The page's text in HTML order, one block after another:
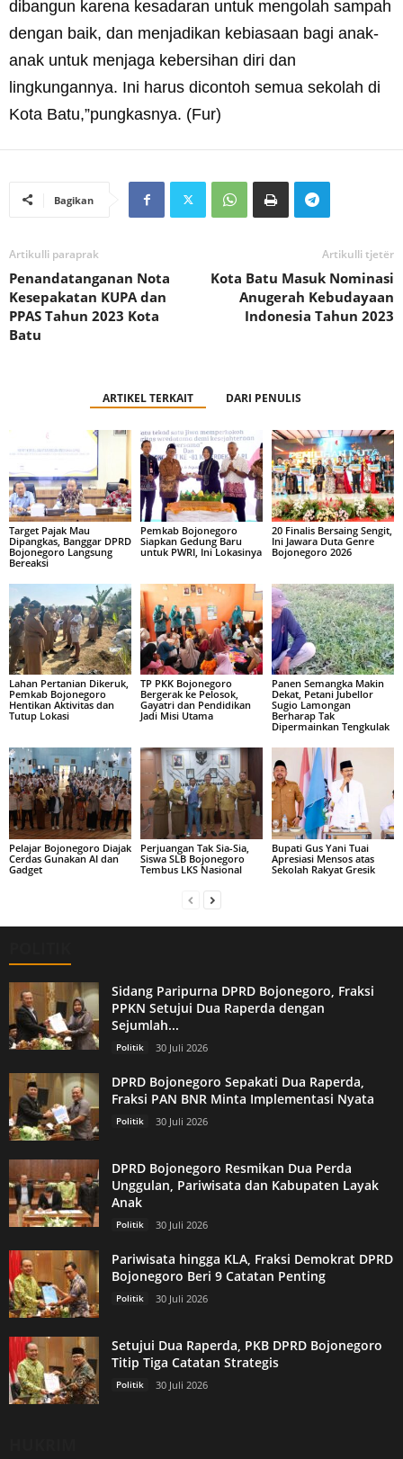
dibangun karena kesadaran untuk mengolah sampah
dengan baik, dan menjadikan kebiasaan bagi anak-
anak untuk menjaga kebersihan diri dan
lingkungannya. Ini harus dicontoh semua sekolah di
Kota Batu,”pungkasnya. (Fur)
Bagikan
Artikulli paraprak
Penandatanganan Nota
Kesepakatan KUPA dan
PPAS Tahun 2023 Kota
Batu
Artikulli tjetër
Kota Batu Masuk Nominasi
Anugerah Kebudayaan
Indonesia Tahun 2023
ARTIKEL TERKAIT DARI PENULIS
Target Pajak Mau
Dipangkas, Banggar DPRD
Bojonegoro Langsung
Bereaksi
Pemkab Bojonegoro
Siapkan Gedung Baru
untuk PWRI, Ini Lokasinya
20 Finalis Bersaing Sengit,
Ini Jawara Duta Genre
Bojonegoro 2026
Lahan Pertanian Dikeruk,
Pemkab Bojonegoro
Hentikan Aktivitas dan
Tutup Lokasi
TP PKK Bojonegoro
Bergerak ke Pelosok,
Gayatri dan Pendidikan
Jadi Misi Utama
Panen Semangka Makin
Dekat, Petani Jubellor
Sugio Lamongan
Berharap Tak
Dipermainkan Tengkulak
Pelajar Bojonegoro Diajak
Cerdas Gunakan AI dan
Gadget
Perjuangan Tak Sia-Sia,
Siswa SLB Bojonegoro
Tembus LKS Nasional
Bupati Gus Yani Tuai
Apresiasi Mensos atas
Sekolah Rakyat Gresik
Sidang Paripurna DPRD Bojonegoro, Fraksi
PPKN Setujui Dua Raperda dengan
Sejumlah...
Politik 30 Juli 2026
DPRD Bojonegoro Sepakati Dua Raperda,
Fraksi PAN BNR Minta Implementasi Nyata
Politik 30 Juli 2026
DPRD Bojonegoro Resmikan Dua Perda
Unggulan, Pariwisata dan Kabupaten Layak
Anak
Politik 30 Juli 2026
Pariwisata hingga KLA, Fraksi Demokrat DPRD
Bojonegoro Beri 9 Catatan Penting
Politik 30 Juli 2026
Setujui Dua Raperda, PKB DPRD Bojonegoro
Titip Tiga Catatan Strategis
Politik 30 Juli 2026